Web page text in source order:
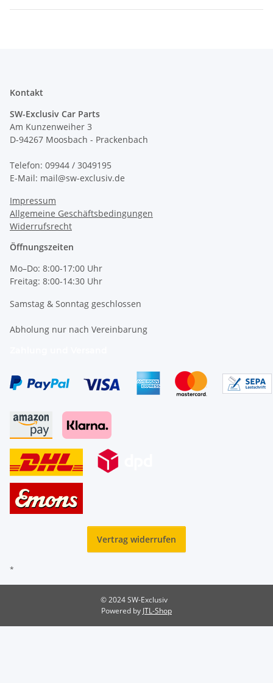
Kontakt
SW-Exclusiv Car Parts
Am Kunzenweiher 3
D-94267 Moosbach - Prackenbach
Telefon: 09944 / 3049195
E-Mail: mail@sw-exclusiv.de
Impressum
Allgemeine Geschäftsbedingungen
Widerrufsrecht
Öffnungszeiten
Mo–Do: 8:00-17:00 Uhr
Freitag: 8:00-14:30 Uhr
Samstag & Sonntag geschlossen
Abholung nur nach Vereinbarung
Vertrag widerrufen
*
© 2024 SW-Exclusiv
Powered by JTL-Shop